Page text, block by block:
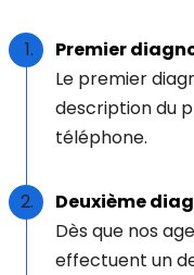
Premier
Le premier
description du
téléphone.
Deuxième
Dès que nos
effectuent un